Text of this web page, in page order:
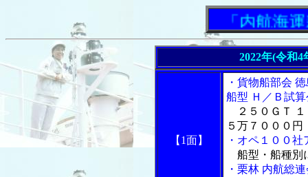
「内航海運新
2022年(令和
【1面】
・貨物船部会
船型 Ｈ／Ｂ試
２５０ＧＴ １
５万７０００円
・オペ１００
船型・船種別
・栗林 内航総